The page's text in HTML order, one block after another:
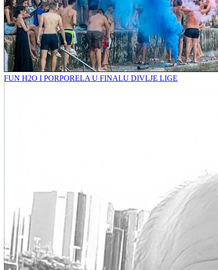
FUN H2O I PORPORELA U FINALU DIVLJE LIGE